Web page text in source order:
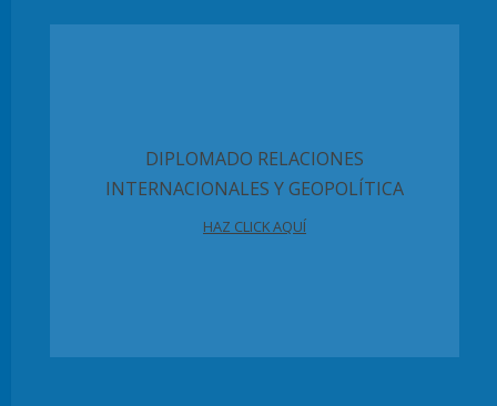
DIPLOMADO RELACIONES
INTERNACIONALES Y GEOPOLÍTICA
HAZ CLICK AQUÍ